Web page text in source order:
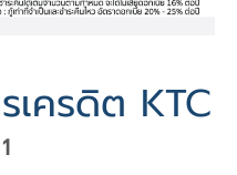
เครดิต KTC